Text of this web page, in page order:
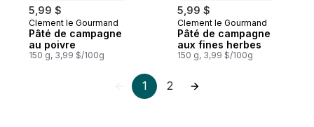
5,99 $
Préparé au Canada
Clement le Gourmand
Pâté de campagne
au poivre
150 g, 3,99 $/100g
5,99 $
Préparé au Canada
Clement le Gourmand
Pâté de campagne
aux fines herbes
150 g, 3,99 $/100g
1 2